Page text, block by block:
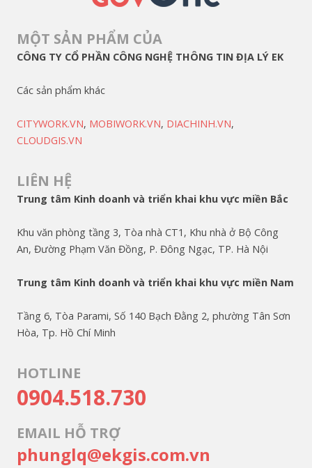
MỘT SẢN PHẨM CỦA
CÔNG TY CỔ PHẦN CÔNG NGHỆ THÔNG TIN ĐỊA LÝ EK
Các sản phẩm khác
CITYWORK.VN, MOBIWORK.VN, DIACHINH.VN,
CLOUDGIS.VN
LIÊN HỆ
Trung tâm Kinh doanh và triển khai khu vực miền Bắc
Khu văn phòng tầng 3, Tòa nhà CT1, Khu nhà ở Bộ Công
An, Đường Phạm Văn Đồng, P. Đông Ngạc, TP. Hà Nội
Trung tâm Kinh doanh và triển khai khu vực miền Nam
Tầng 6, Tòa Parami, Số 140 Bạch Đằng 2, phường Tân Sơn
Hòa, Tp. Hồ Chí Minh
HOTLINE
0904.518.730
EMAIL HỖ TRỢ
phunglq@ekgis.com.vn